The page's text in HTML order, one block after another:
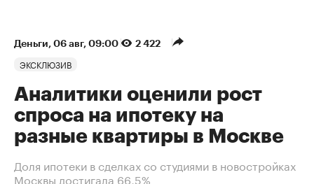
Деньги⁠, 06 авг, 09:00 2 422
ЭКСКЛЮЗИВ
Аналитики оценили рост
спроса на ипотеку на
разные квартиры в Москве
Доля ипотеки в сделках со студиями в новостройках
Москвы достигала 66,5%